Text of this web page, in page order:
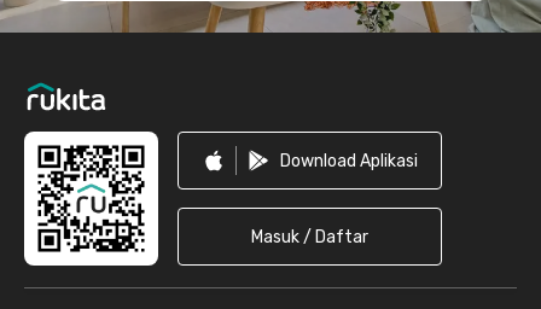
Download Aplikasi
Masuk / Daftar